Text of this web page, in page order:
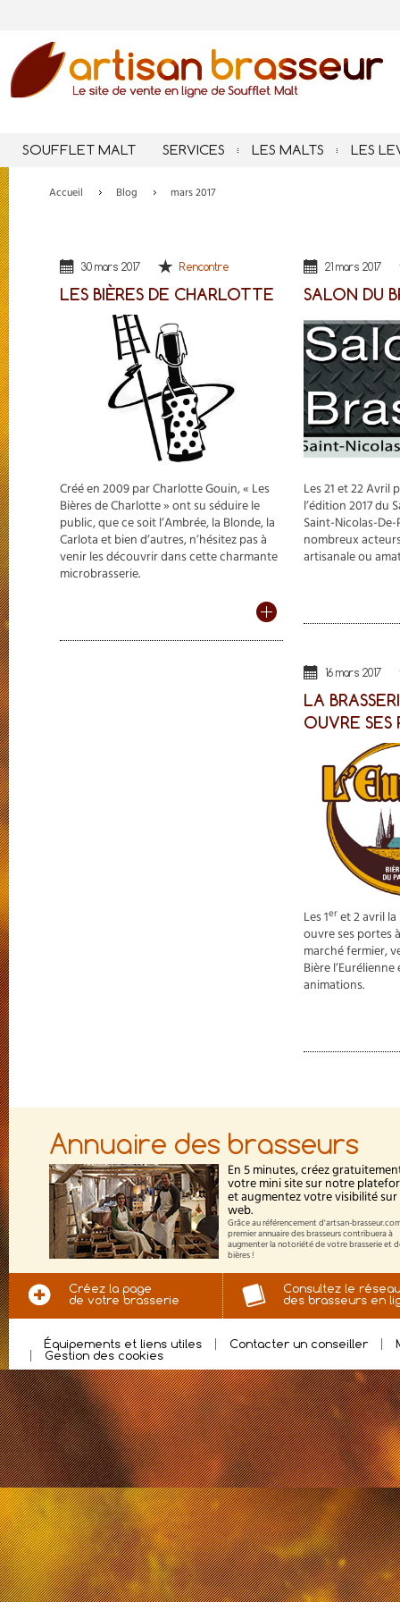
SOUFFLET MALT SERVICES LES MALTS LES
Accueil Blog mars 2017
30 mars 2017 Rencontre
LES BIÈRES DE CHARLOTTE
Créé en 2009 par Charlotte Gouin, « Les
Bières de Charlotte » ont su séduire le
public, que ce soit l’Ambrée, la Blonde, la
Carlota et bien d’autres, n’hésitez pas à
venir les découvrir dans cette charmante
microbrasserie.
21 mars 2017
SALON DU
Les 21 et 22 Avril
l’édition 2017 du
Saint-Nicolas-
nombreux
artisanale ou
16 mars 2017
LA
OUVRE SES
Les 1eret 2 avril
ouvre ses portes
marché fermier,
Bière
animations.
Annuaire des brasseurs
En 5 minutes, créez
votre mini site sur notre
et augmentez votre visibilité sur
web.
Grâce au référencement d'artsan-
premier annuaire des brasseurs contribuera à
augmenter la notoriété de votre brasserie et
bières !
Créez la page
de votre brasserie
Consultez le réseau
des brasseurs en
Équipements et liens utiles Contacter un conseiller
Gestion des cookies